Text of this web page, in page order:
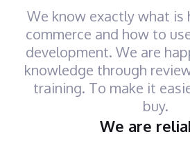
We know exactly what is
commerce and how to
development. We are
knowledge through
training. To make it
buy.
We are